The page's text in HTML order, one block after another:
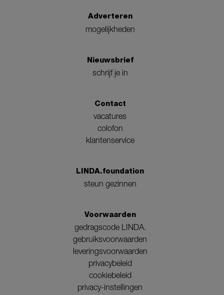
Adverteren
mogelijkheden
Nieuwsbrief
schrijf je in
Contact
vacatures
colofon
klantenservice
LINDA.foundation
steun gezinnen
Voorwaarden
gedragscode LINDA.
gebruiksvoorwaarden
leveringsvoorwaarden
privacybeleid
cookiebeleid
privacy-instellingen